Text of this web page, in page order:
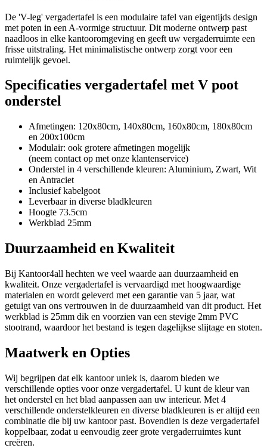
De 'V-leg' vergadertafel is een modulaire tafel van eigentijds design
met poten in een A-vormige structuur. Dit moderne ontwerp past
naadloos in elke kantooromgeving en geeft uw vergaderruimte een
frisse uitstraling. Het minimalistische ontwerp zorgt voor een
ruimtelijk gevoel.
Specificaties vergadertafel met V poot
onderstel
Afmetingen: 120x80cm, 140x80cm, 160x80cm, 180x80cm
en 200x100cm
Modulair: ook grotere afmetingen mogelijk
(neem contact op met onze klantenservice)
Onderstel in 4 verschillende kleuren: Aluminium, Zwart, Wit
en Antraciet
Inclusief kabelgoot
Leverbaar in diverse bladkleuren
Hoogte 73.5cm
Werkblad 25mm
Duurzaamheid en Kwaliteit
Bij Kantoor4all hechten we veel waarde aan duurzaamheid en
kwaliteit. Onze vergadertafel is vervaardigd met hoogwaardige
materialen en wordt geleverd met een garantie van 5 jaar, wat
getuigt van ons vertrouwen in de duurzaamheid van dit product. Het
werkblad is 25mm dik en voorzien van een stevige 2mm PVC
stootrand, waardoor het bestand is tegen dagelijkse slijtage en stoten.
Maatwerk en Opties
Wij begrijpen dat elk kantoor uniek is, daarom bieden we
verschillende opties voor onze vergadertafel. U kunt de kleur van
het onderstel en het blad aanpassen aan uw interieur. Met 4
verschillende onderstelkleuren en diverse bladkleuren is er altijd een
combinatie die bij uw kantoor past. Bovendien is deze vergadertafel
koppelbaar, zodat u eenvoudig zeer grote vergaderruimtes kunt
creëren.